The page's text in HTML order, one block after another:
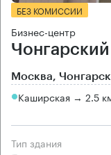
БЕЗ КОМИССИИ
Бизнес-центр
Москва,
Каширская → 2.5
Тип здания